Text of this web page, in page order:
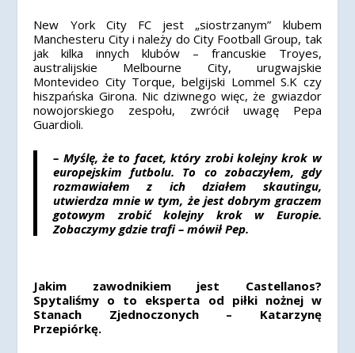
New York City FC jest „siostrzanym” klubem
Manchesteru City i należy do City Football Group, tak
jak kilka innych klubów – francuskie Troyes,
australijskie Melbourne City, urugwajskie
Montevideo City Torque, belgijski Lommel S.K czy
hiszpańska Girona. Nic dziwnego więc, że gwiazdor
nowojorskiego zespołu, zwrócił uwagę Pepa
Guardioli.
– Myślę, że to facet, który zrobi kolejny krok w
europejskim futbolu. To co zobaczyłem, gdy
rozmawiałem z ich działem skautingu,
utwierdza mnie w tym, że jest dobrym graczem
gotowym zrobić kolejny krok w Europie.
Zobaczymy gdzie trafi – mówił Pep.
Jakim zawodnikiem jest Castellanos?
Spytaliśmy o to eksperta od piłki nożnej w
Stanach Zjednoczonych – Katarzynę
Przepiórkę.